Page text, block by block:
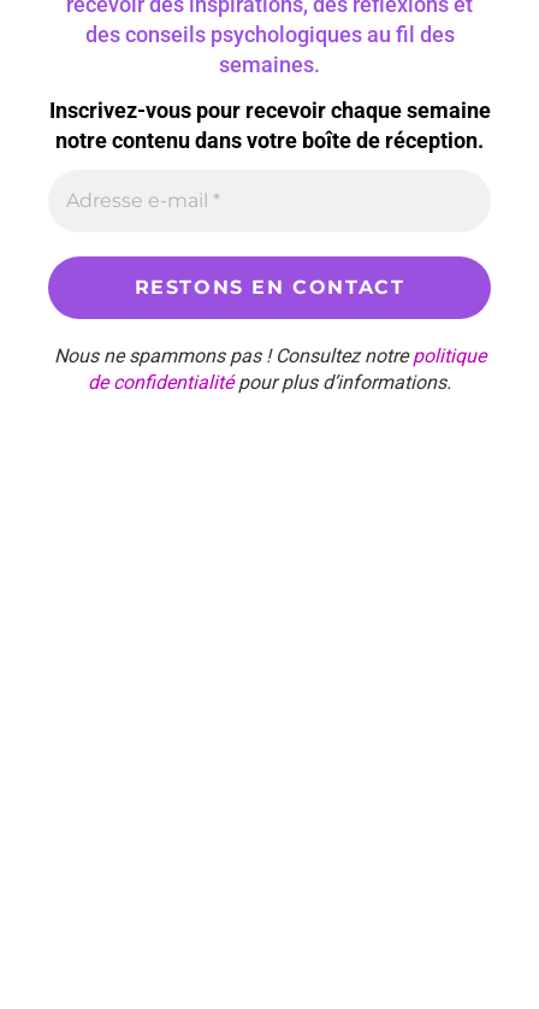
des conseils psychologiques au fil des
semaines.
Inscrivez-vous pour recevoir chaque semaine
notre contenu dans votre boîte de réception.
Nous ne spammons pas ! Consultez notrepolitique
de confidentialitépour plus d’informations.